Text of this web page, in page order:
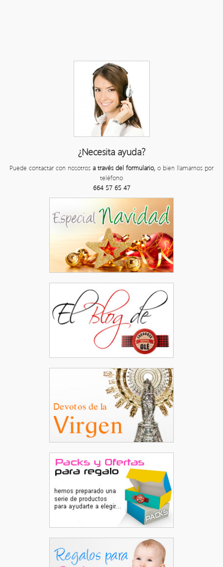
¿Necesita ayuda?
Puede contactar con nosotros a través del formulario, o bien llamarnos por
teléfono
664 57 65 47